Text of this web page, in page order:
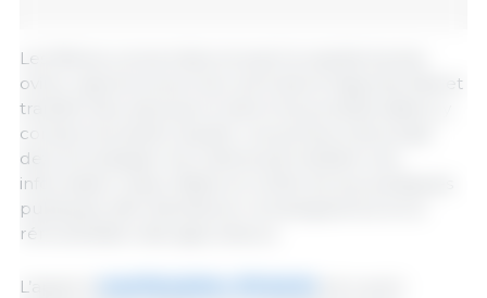
Les filières concernées incluent la viande bovine,
ovine, caprine et porcine, les fruits et légumes frais et
transformés, ainsi que le lait et les produits laitiers, y
compris les œufs coquille. Les porteurs de projet
devront analyser les critères permettant une
information claire, fiable et conforme aux politiques
publiques, afin d'améliorer la transparence et la
rémunération des agriculteurs.
L’appel à